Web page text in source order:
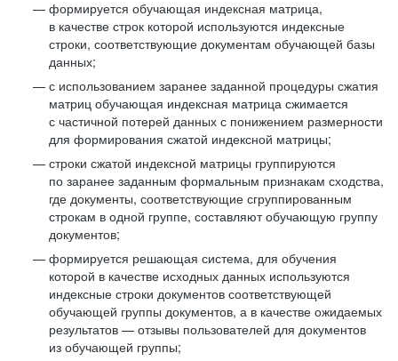
формируется обучающая индексная матрица,
в качестве строк которой используются индексные
строки, соответствующие документам обучающей базы
данных;
с использованием заранее заданной процедуры сжатия
матриц обучающая индексная матрица сжимается
с частичной потерей данных с понижением размерности
для формирования сжатой индексной матрицы;
строки сжатой индексной матрицы группируются
по заранее заданным формальным признакам сходства,
где документы, соответствующие сгруппированным
строкам в одной группе, составляют обучающую группу
документов;
формируется решающая система, для обучения
которой в качестве исходных данных используются
индексные строки документов соответствующей
обучающей группы документов, а в качестве ожидаемых
результатов — отзывы пользователей для документов
из обучающей группы;